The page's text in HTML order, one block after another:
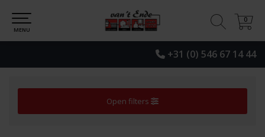
+31 (0) 546 67 14 44
0
0
MENU
Open filters